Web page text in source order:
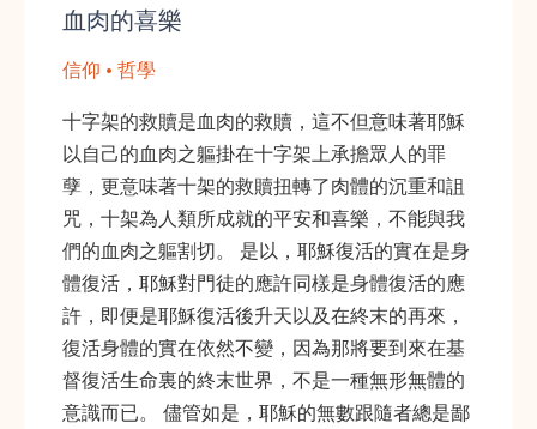
血肉的喜樂
信仰 • 哲學
十字架的救贖是血肉的救贖，這不但意味著耶穌
以自己的血肉之軀掛在十字架上承擔眾人的罪
孽，更意味著十架的救贖扭轉了肉體的沉重和詛
咒，十架為人類所成就的平安和喜樂，不能與我
們的血肉之軀割切。 是以，耶穌復活的實在是身
體復活，耶穌對門徒的應許同樣是身體復活的應
許，即便是耶穌復活後升天以及在終末的再來，
復活身體的實在依然不變，因為那將要到來在基
督復活生命裏的終末世界，不是一種無形無體的
意識而已。 儘管如是，耶穌的無數跟隨者總是鄙